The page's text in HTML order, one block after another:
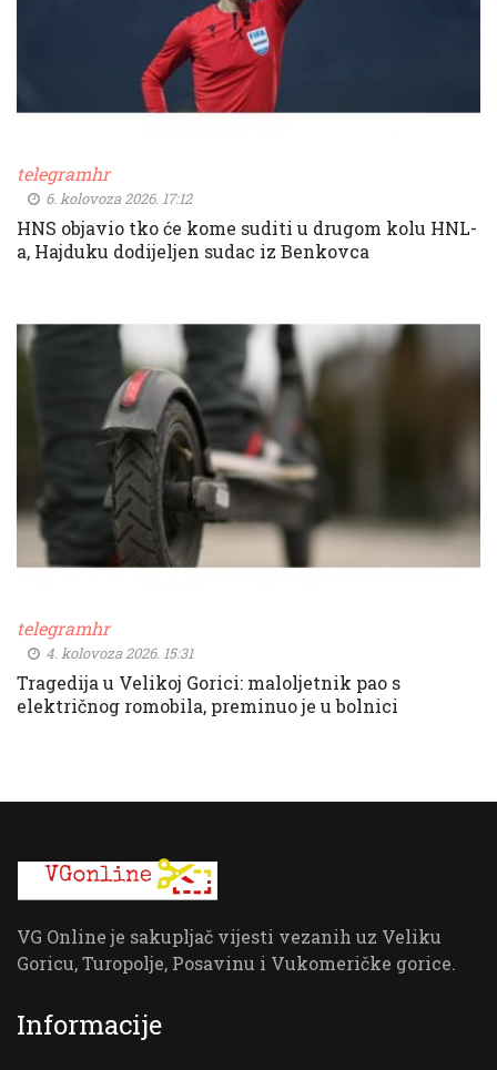
telegramhr
6. kolovoza 2026. 17:12
HNS objavio tko će kome suditi u drugom kolu HNL-
a, Hajduku dodijeljen sudac iz Benkovca
telegramhr
4. kolovoza 2026. 15:31
Tragedija u Velikoj Gorici: maloljetnik pao s
električnog romobila, preminuo je u bolnici
VG Online je sakupljač vijesti vezanih uz Veliku
Goricu, Turopolje, Posavinu i Vukomeričke gorice.
Informacije